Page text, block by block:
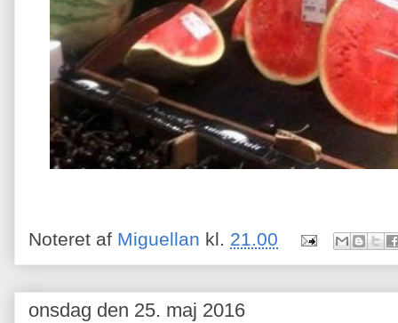
Noteret af Miguellan kl. 21.00
onsdag den 25. maj 2016